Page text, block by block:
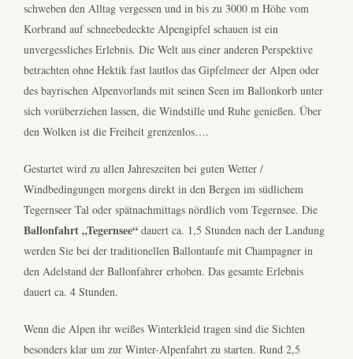
schweben den Alltag vergessen und in bis zu 3000 m Höhe vom
Korbrand auf schneebedeckte Alpengipfel schauen ist ein
unvergessliches Erlebnis. Die Welt aus einer anderen Perspektive
betrachten ohne Hektik fast lautlos das Gipfelmeer der Alpen oder
des bayrischen Alpenvorlands mit seinen Seen im Ballonkorb unter
sich vorüberziehen lassen, die Windstille und Ruhe genießen. Über
den Wolken ist die Freiheit grenzenlos….
Gestartet wird zu allen Jahreszeiten bei guten Wetter /
Windbedingungen morgens direkt in den Bergen im südlichem
Tegernseer Tal oder spätnachmittags nördlich vom Tegernsee. Die
Ballonfahrt „Tegernsee“ dauert ca. 1,5 Stunden nach der Landung
werden Sie bei der traditionellen Ballontaufe mit Champagner in
den Adelstand der Ballonfahrer erhoben. Das gesamte Erlebnis
dauert ca. 4 Stunden.
Wenn die Alpen ihr weißes Winterkleid tragen sind die Sichten
besonders klar um zur Winter-Alpenfahrt zu starten. Rund 2,5